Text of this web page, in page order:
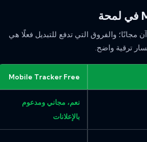
مجانًا؛ والفروق التي تدفع للتبديل فعلًا هي
ترقية واضح.
Mobile Tracker Free
نعم، مجاني ومدعوم
بالإعلانات